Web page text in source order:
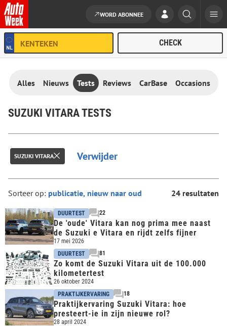
Ga naar de inhoud
WORD ABONNEE
Alles Nieuws Tests Reviews CarBase Occasions
SUZUKI VITARA TESTS
SUZUKI VITARA Verwijder
Sorteer op: 24 resultaten
DUURTEST 22
De 'oude' Vitara kan nog prima mee naast
de Suzuki e Vitara en rijdt zelfs fijner
17 mei 2026
DUURTEST
81
Zo komt de Suzuki Vitara uit de 100.000
kilometertest
26 oktober 2024
PRAKTIJKERVARING
18
Praktijkervaring Suzuki Vitara: hoe
presteert-ie in zijn nieuwe rol?
28 april 2024